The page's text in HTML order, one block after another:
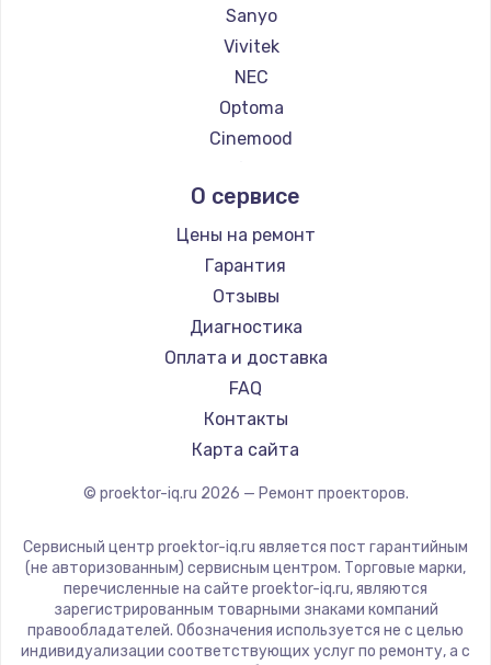
Sanyo
Vivitek
NEC
Optoma
Cinemood
Barco
Xgimi
Canon
JVC
Casio
Hiper
HITACHI
Panasonic
Hisense
О сервисе
Цены на ремонт
Гарантия
Отзывы
Диагностика
Оплата и доставка
FAQ
Контакты
Карта сайта
© proektor-iq.ru 2026 — Ремонт проекторов.
Сервисный центр proektor-iq.ru является пост гарантийным
(не авторизованным) сервисным центром. Торговые марки,
перечисленные на сайте proektor-iq.ru, являются
зарегистрированным товарными знаками компаний
правообладателей. Обозначения используется не с целью
индивидуализации соответствующих услуг по ремонту, а с